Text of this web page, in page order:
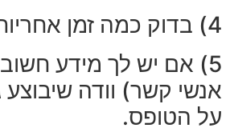
4) בדוק כמה זמן אחריות יש לתיקון.
5) אם יש לך מידע
אנשי קשר) וודה שיבוצע
על הטופס.